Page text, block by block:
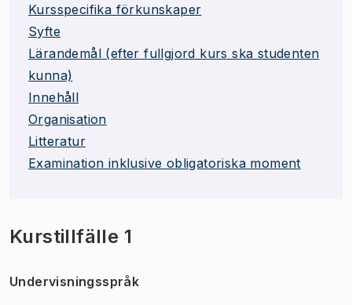
Kursspecifika förkunskaper
Syfte
Lärandemål (efter fullgjord kurs ska studenten
kunna)
Innehåll
Organisation
Litteratur
Examination inklusive obligatoriska moment
Kurstillfälle 1
Undervisningsspråk